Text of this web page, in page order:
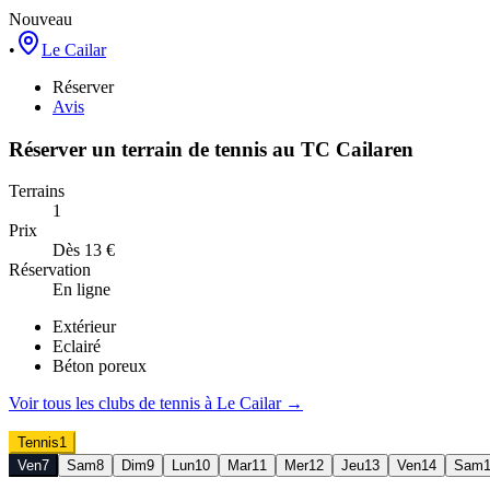
Nouveau
•
Le Cailar
Réserver
Avis
Réserver un terrain de tennis au TC Cailaren
Terrains
1
Prix
Dès 13 €
Réservation
En ligne
Extérieur
Eclairé
Béton poreux
Voir tous les clubs de tennis à Le Cailar→
Tennis1
Ven7 Sam8 Dim9 Lun10 Mar11 Mer12 Jeu13 Ven14 Sam